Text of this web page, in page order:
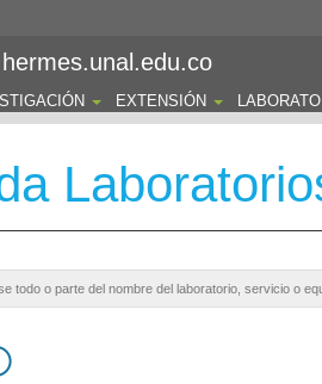
hermes.unal.edu.co
EXTENSIÓN